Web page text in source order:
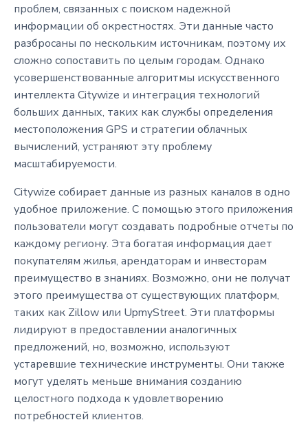
проблем, связанных с поиском надежной
информации об окрестностях. Эти данные часто
разбросаны по нескольким источникам, поэтому их
сложно сопоставить по целым городам. Однако
усовершенствованные алгоритмы искусственного
интеллекта Citywize и интеграция технологий
больших данных, таких как службы определения
местоположения GPS и стратегии облачных
вычислений, устраняют эту проблему
масштабируемости.
Citywize собирает данные из разных каналов в одно
удобное приложение. С помощью этого приложения
пользователи могут создавать подробные отчеты по
каждому региону. Эта богатая информация дает
покупателям жилья, арендаторам и инвесторам
преимущество в знаниях. Возможно, они не получат
этого преимущества от существующих платформ,
таких как Zillow или UpmyStreet. Эти платформы
лидируют в предоставлении аналогичных
предложений, но, возможно, используют
устаревшие технические инструменты. Они также
могут уделять меньше внимания созданию
целостного подхода к удовлетворению
потребностей клиентов.